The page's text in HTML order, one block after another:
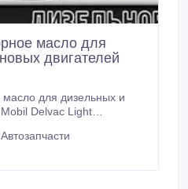
масло для
двигателей
для дизельных и
Delvac Light
Продукт Mobil
10W-40 разработан
Автозапчасти